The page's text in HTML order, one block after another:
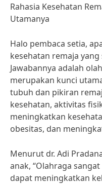
Rahasia Kesehatan
Utamanya
Halo pembaca setia,
kesehatan remaja
Jawabannya adalah
merupakan kunci
tubuh dan pikiran
kesehatan, aktivitas
meningkatkan
obesitas, dan
Menurut dr. Adi
anak, “Olahraga
dapat meningkatkan